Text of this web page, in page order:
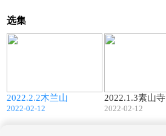
选集
2022.2.2木兰山
2022-02-12
2022.1.3素山寺
2022-02-12